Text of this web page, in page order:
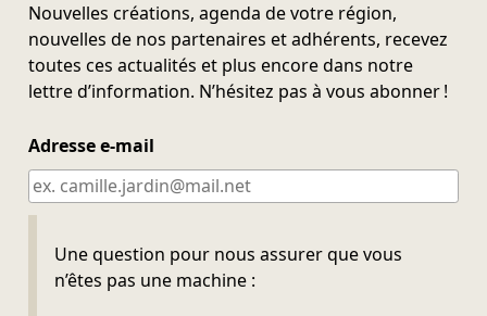
Nouvelles créations, agenda de votre région,
nouvelles de nos partenaires et adhérents, recevez
toutes ces actualités et plus encore dans notre
lettre d’information. N’hésitez pas à vous abonner !
Adresse e-mail
Une question pour nous assurer que vous
n’êtes pas une machine :
Ne pas remplir